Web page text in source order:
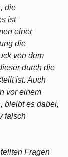
die
ist
einer
die
von dem
durch die
ist. Auch
vor einem
bleibt es dabei,
falsch
Fragen